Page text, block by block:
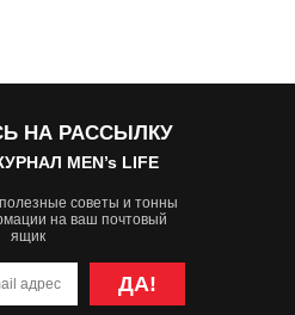
НА РАССЫЛКУ
MEN’s LIFE
советы и тонны
на ваш почтовый
ящик
ДА!